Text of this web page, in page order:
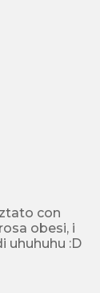
con
obesi, i
uhuhuhu :D